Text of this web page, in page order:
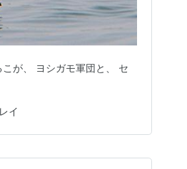
が、 ヨシガモ軍団と、 セ
イ